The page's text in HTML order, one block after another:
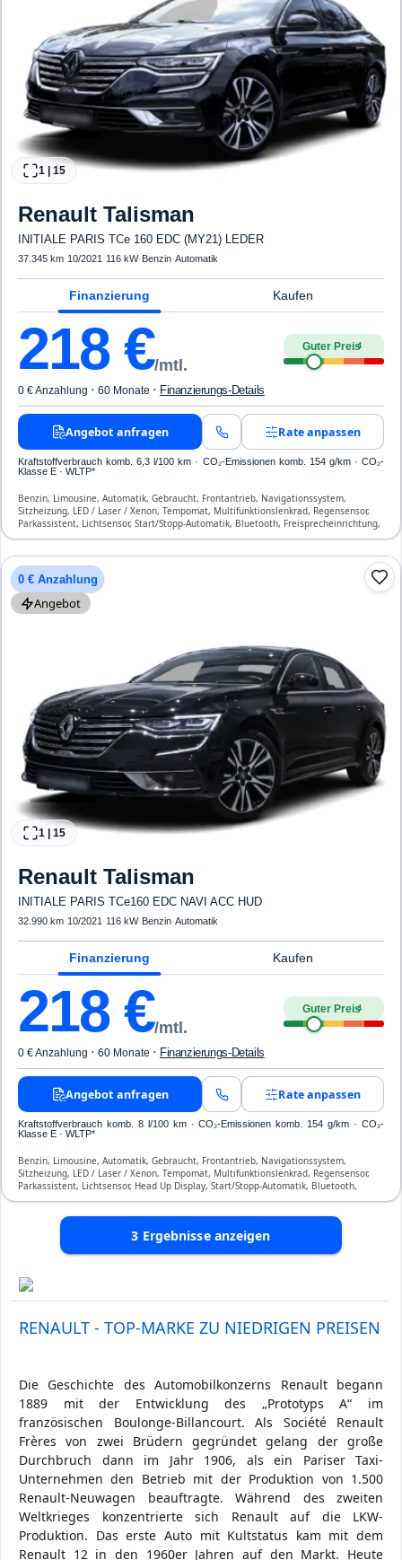
1 15
Renault Talisman
INITIALE PARIS TCe 160 EDC (MY21) LEDER
37.345 km· 10/2021 · 116 kW· Benzin·Automatik
Finanzierung Kaufen
218€/mtl.
Guter Preis4
0 € Anzahlung · 60 Monate · Finanzierungs-Details
Angebot anfragen Rate anpassen
Kraftstoffverbrauch komb. 6,3 l/100 km · CO₂-Emissionen komb. 154 g/km · CO₂-
Klasse E · WLTP*
Benzin, Limousine, Automatik, Gebraucht, Frontantrieb, Navigationssystem,
Sitzheizung, LED / Laser / Xenon, Tempomat, Multifunktionslenkrad, Regensensor,
Parkassistent, Lichtsensor, Start/Stopp-Automatik, Bluetooth, Freisprecheinrichtung,
Verkehrszeichen-Erkennung, ESP, ABS, Klimatisierung, Front-, Seiten- und weitere
0 € Anzahlung
Angebot
1 15
Renault Talisman
INITIALE PARIS TCe160 EDC NAVI ACC HUD
32.990 km· 10/2021 · 116 kW· Benzin·Automatik
Finanzierung Kaufen
218€/mtl.
Guter Preis4
0 € Anzahlung · 60 Monate · Finanzierungs-Details
Angebot anfragen Rate anpassen
Kraftstoffverbrauch komb. 8 l/100 km · CO₂-Emissionen komb. 154 g/km · CO₂-
Klasse E · WLTP*
Benzin, Limousine, Automatik, Gebraucht, Frontantrieb, Navigationssystem,
Sitzheizung, LED / Laser / Xenon, Tempomat, Multifunktionslenkrad, Regensensor,
Parkassistent, Lichtsensor, Head Up Display, Start/Stopp-Automatik, Bluetooth,
Freisprecheinrichtung, Verkehrszeichen-Erkennung, ESP, ABS, Klimatisierung, Front-,
3 Ergebnisse anzeigen
RENAULT - TOP-MARKE ZU NIEDRIGEN PREISEN
Die Geschichte des Automobilkonzerns Renault begann
1889 mit der Entwicklung des „Prototyps A“ im
französischen Boulonge-Billancourt. Als Société Renault
Frères von zwei Brüdern gegründet gelang der große
Durchbruch dann im Jahr 1906, als ein Pariser Taxi-
Unternehmen den Betrieb mit der Produktion von 1.500
Renault-Neuwagen beauftragte. Während des zweiten
Weltkrieges konzentrierte sich Renault auf die LKW-
Produktion. Das erste Auto mit Kultstatus kam mit dem
Renault 12 in den 1960er Jahren auf den Markt. Heute